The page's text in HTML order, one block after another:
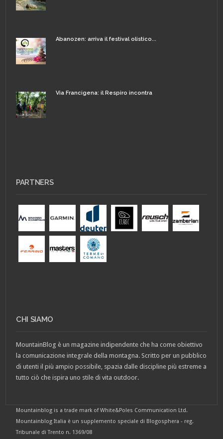
Abanozen: arriva il festival olistico...
Via Francigena: il Respiro incontra
PARTNERS
CHI SIAMO
MountainBlog è un magazine indipendente che ha come obiettivo
la comunicazione integrale della montagna. Scritto per un pubblico
di utenti il più ampio possibile, spazia dalle discipline più estreme a
tutto ciò che ispira uno stile di vita outdoor.
Mountainblog is a trade mark of White&Poles Communication Ltd.
Mountainblog Italia è un supplemento speciale di Blogosphera - reg.
Tribunale di Trento n. 1369/08